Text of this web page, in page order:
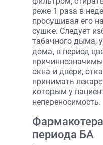
реже 1 раза в
просушивая его
сушке. Следует
табачного дыма,
дома, в период
окна и двери,
принимать
которым у
непереносимость.
периода БА